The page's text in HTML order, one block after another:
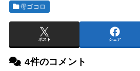
母ゴコロ
ポスト シェア
4件のコメント